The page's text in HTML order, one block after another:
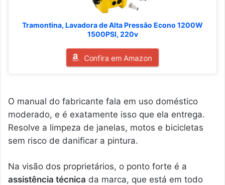
Tramontina, Lavadora de Alta Pressão Econo 1200W
1500PSI, 220v
Confira em Amazon
O manual do fabricante fala em uso doméstico
moderado, e é exatamente isso que ela entrega.
Resolve a limpeza de janelas, motos e bicicletas
sem risco de danificar a pintura.
Na visão dos proprietários, o ponto forte é a
assistência técnica da marca, que está em todo